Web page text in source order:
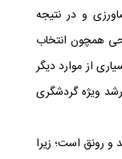
و در نتیجه
همچون انتخاب
از موارد دیگر
ویژه گردشگری
رونق است؛ زیرا